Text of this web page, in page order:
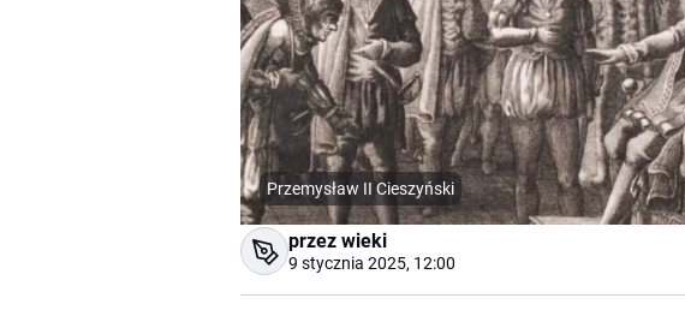
Przemysław II Cieszyński
przez wieki
9 stycznia 2025, 12:00